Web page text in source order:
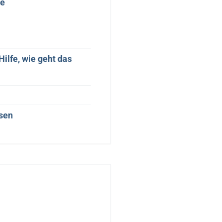
wie geht das